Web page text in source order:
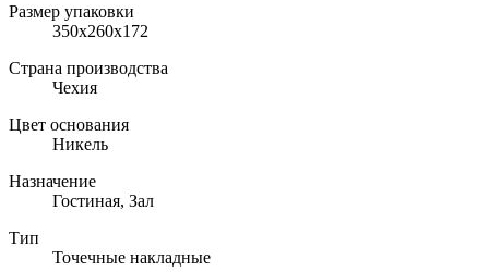
Размер упаковки
350x260x172
Страна производства
Чехия
Цвет основания
Никель
Назначение
Гостиная, Зал
Тип
Точечные накладные